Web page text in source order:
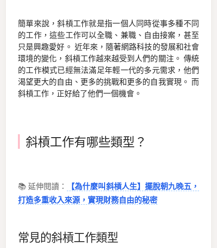
簡單來說，斜槓工作就是指一個人同時從事多種不同
的工作，這些工作可以全職、兼職、自由接案，甚至
只是興趣愛好。 近年來，隨著網路科技的發展和社會
環境的變化，斜槓工作越來越受到人們的關注。 傳統
的工作模式已經無法滿足年輕一代的多元需求，他們
渴望更大的自由、更多的挑戰和更多的自我實現。 而
斜槓工作，正好給了他們一個機會。
斜槓工作有哪些類型？
📚 延伸閱讀：
【為什麼叫斜槓人生】擺脫朝九晚五，
打造多重收入來源，實現財務自由的秘密
常見的斜槓工作類型